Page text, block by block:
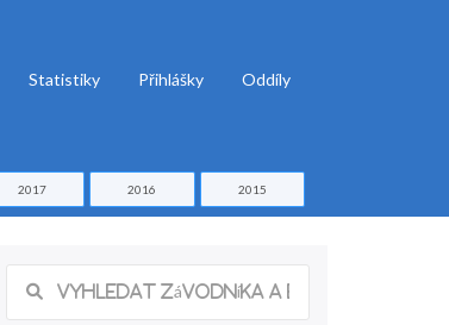
Statistiky Přihlášky Oddíly
2017 2016 2015